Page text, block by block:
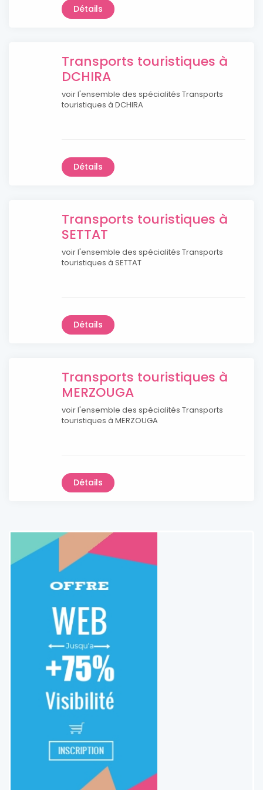
Détails
Transports touristiques à
DCHIRA
voir l'ensemble des spécialités Transports
touristiques à DCHIRA
Détails
Transports touristiques à
SETTAT
voir l'ensemble des spécialités Transports
touristiques à SETTAT
Détails
Transports touristiques à
MERZOUGA
voir l'ensemble des spécialités Transports
touristiques à MERZOUGA
Détails